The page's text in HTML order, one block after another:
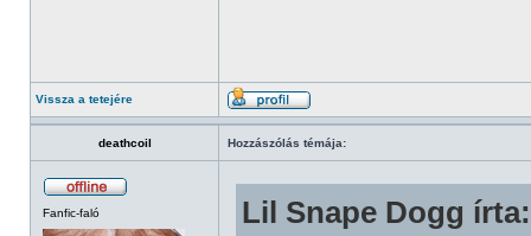
Vissza a tetejére
deathcoil Hozzászólás témája:
Fanfic-faló Lil Snape Dogg írta: